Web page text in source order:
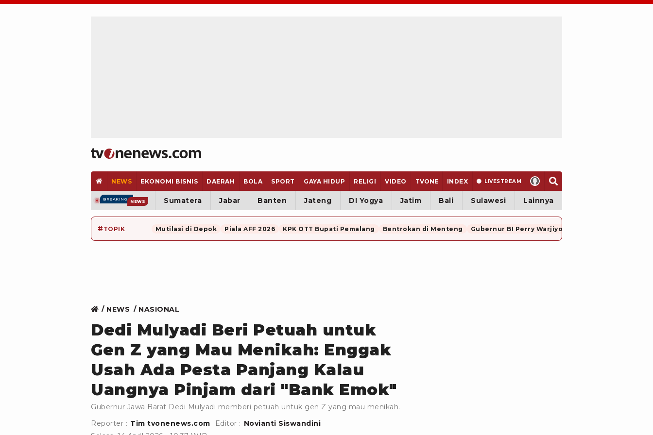
NEWS EKONOMI BISNIS DAERAH BOLA SPORT GAYA HIDUP RELIGI VIDEO TVONE INDEX LIVESTREAM
BREAKING NEWS Sumatera Jabar Banten Jateng DI Yogya Jatim Bali Sulawesi Lainnya
# TOPIK Mutilasi di Depok Piala AFF 2026 KPK OTT Bupati Pemalang Bentrokan di Menteng Gubernur BI Perry Warjiyo Mundur
NEWS NASIONAL
Dedi Mulyadi Beri Petuah untuk
Gen Z yang Mau Menikah: Enggak
Usah Ada Pesta Panjang Kalau
Uangnya Pinjam dari "Bank Emok"
Gubernur Jawa Barat Dedi Mulyadi memberi petuah untuk gen Z yang mau menikah.
Reporter : Tim tvonenews.com Editor : Novianti Siswandini